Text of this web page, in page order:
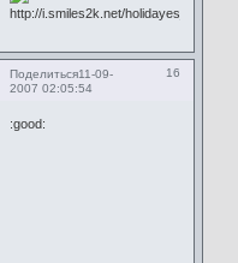
Поделиться 16
11-09-
2007 02:05:54
:good: